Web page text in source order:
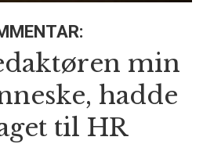
min
hadde
til HR